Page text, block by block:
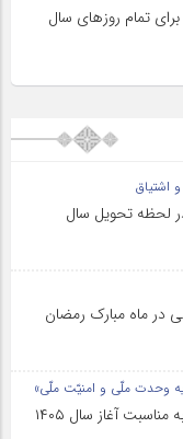
تمام روزهای سال
اشتیاق
لحظه تحویل سال
در ماه مبارک رمضان
وحدت ملّی و امنیّت ملّی»
آغاز سال ۱۴۰۵